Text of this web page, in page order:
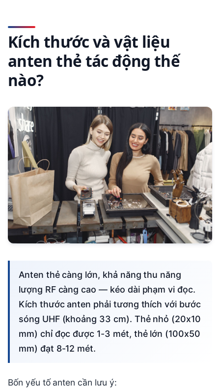
Kích thước và vật liệu
anten thẻ tác động thế
nào?
Anten thẻ càng lớn, khả năng thu năng
lượng RF càng cao — kéo dài phạm vi đọc.
Kích thước anten phải tương thích với bước
sóng UHF (khoảng 33 cm). Thẻ nhỏ (20x10
mm) chỉ đọc được 1-3 mét, thẻ lớn (100x50
mm) đạt 8-12 mét.
Bốn yếu tố anten cần lưu ý: